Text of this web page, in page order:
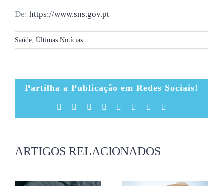
De: https://www.sns.gov.pt
Saúde Últimas Notícias
Partilha a Publicação em Redes Sociais!
Facebook Reddit LinkedIn
TumblrPinterest
ARTIGOS RELACIONADOS